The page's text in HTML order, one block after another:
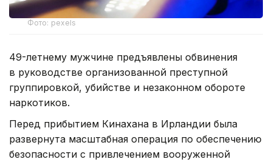
Фото: pexels
49-летнему мужчине предъявлены обвинения
в руководстве организованной преступной
группировкой, убийстве и незаконном обороте
наркотиков.
Перед прибытием Кинахана в Ирландии была
развернута масштабная операция по обеспечению
безопасности с привлечением вооруженной